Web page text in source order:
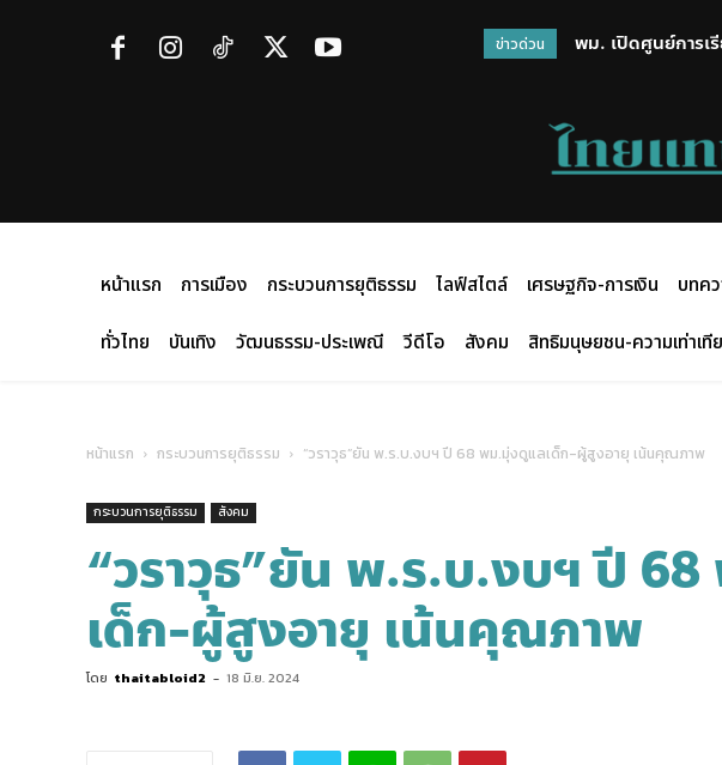
ข่าวด่วน
พม. เปิดศูนย์การเ
หน้าแรก การเมือง กระบวนการยุติธรรม ไลฟ์สไตล์ เศรษฐกิจ-การเงิน บทค
ทั่วไทย
บันเทิง วัฒนธรรม-ประเพณี วีดีโอ สังคม สิทธิมนุษยชน-ความเท่าเที
หน้าแรก กระบวนการยุติธรรม “วราวุธ”ยัน พ.ร.บ.งบฯ ปี 68 พม.มุ่งดูแลเด็ก-ผู้สูงอายุ เน้นคุณภาพ
กระบวนการยุติธรรม สังคม
“วราวุธ”ยัน พ.ร.บ.งบฯ ปี
เด็ก-ผู้สูงอายุ เน้นคุณภาพ
โดย thaitabloid2 - 18 มิ.ย. 2024